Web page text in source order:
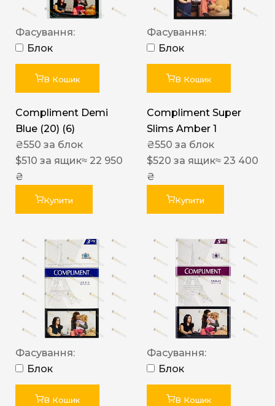
Фасування:
Блок
В Кошик
Compliment Demi
Blue (20) (6)
₴550 за блок
$510 за ящик≈ 22 950
₴
Купити
Фасування:
Блок
В Кошик
Compliment Super
Slims Amber 1
₴550 за блок
$520 за ящик≈ 23 400
₴
Купити
Фасування:
Блок
В Кошик
Фасування:
Блок
В Кошик